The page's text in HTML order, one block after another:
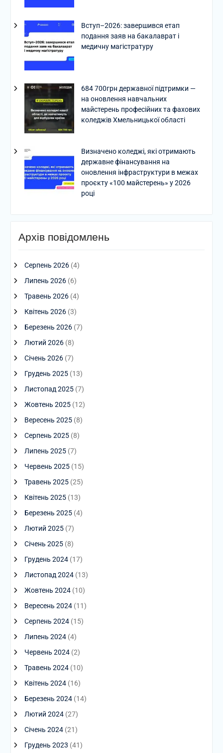
Вступ–2026: завершився етап
подання заяв на бакалаврат і
медичну магістратуру
684 700грн державної підтримки —
на оновлення навчальних
майстерень професійних та фахових
коледжів Хмельницької області
Визначено коледжі, які отримають
державне фінансування на
оновлення інфраструктури в межах
проєкту «100 майстерень» у 2026
році
Архів повідомлень
Серпень 2026(4)
Липень 2026(6)
Травень 2026(4)
Квітень 2026(3)
Березень 2026(7)
Лютий 2026(8)
Січень 2026(7)
Грудень 2025(13)
Листопад 2025(7)
Жовтень 2025(12)
Вересень 2025(8)
Серпень 2025(8)
Липень 2025(7)
Червень 2025(15)
Травень 2025(25)
Квітень 2025(13)
Березень 2025(4)
Лютий 2025(7)
Січень 2025(8)
Грудень 2024(17)
Листопад 2024(13)
Жовтень 2024(10)
Вересень 2024(11)
Серпень 2024(15)
Липень 2024(4)
Червень 2024(2)
Травень 2024(10)
Квітень 2024(16)
Березень 2024(14)
Лютий 2024(27)
Січень 2024(21)
Грудень 2023 (41)